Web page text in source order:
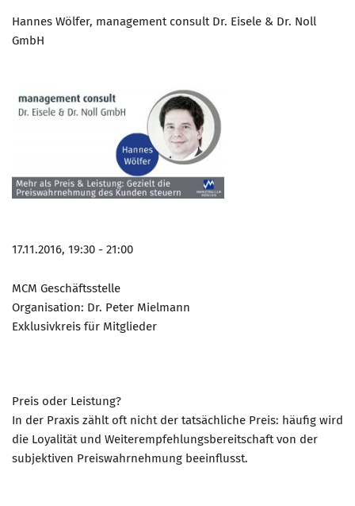
Hannes Wölfer, management consult Dr. Eisele & Dr. Noll
GmbH
17.11.2016, 19:30 - 21:00
MCM Geschäftsstelle
Organisation: Dr. Peter Mielmann
Exklusivkreis für Mitglieder
Preis oder Leistung?
In der Praxis zählt oft nicht der tatsächliche Preis: häufig wird
die Loyalität und Weiterempfehlungsbereitschaft von der
subjektiven Preiswahrnehmung beeinflusst.